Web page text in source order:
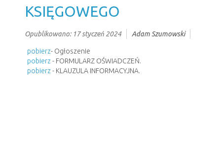
KSIĘGOWEGO
Opublikowano: 17 styczeń 2024 Adam Szumowski
pobierz- Ogłoszenie
pobierz- FORMULARZ OŚWIADCZEŃ.
pobierz- KLAUZULA INFORMACYJNA.